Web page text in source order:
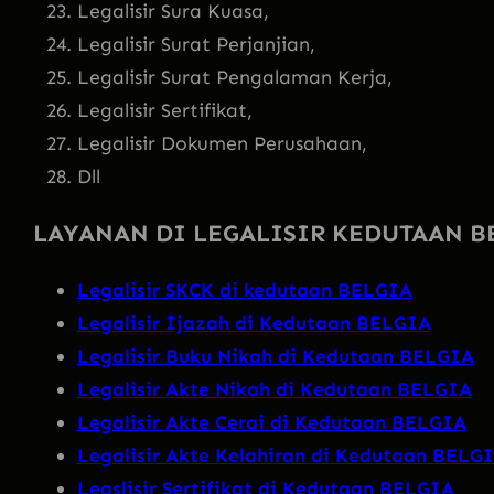
Legalisir Sura Kuasa,
Legalisir Surat Perjanjian,
Legalisir Surat Pengalaman Kerja,
Legalisir Sertifikat,
Legalisir Dokumen Perusahaan,
Dll
LAYANAN DI LEGALISIR KEDUTAAN
Legalisir SKCK di kedutaan BELGIA
Legalisir Ijazah di Kedutaan BELGIA
Legalisir Buku Nikah di Kedutaan BELGIA
Legalisir Akte Nikah di Kedutaan BELGIA
Legalisir Akte Cerai di Kedutaan BELGIA
Legalisir Akte Kelahiran di Kedutaan
Legslisir Sertifikat di Kedutaan BELGIA